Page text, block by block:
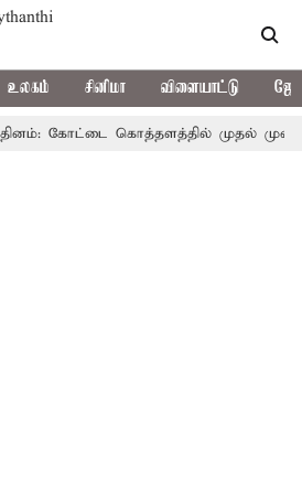
உலகம் சினிமா விளையாட்டு
கோட்டை கொத்தளத்தில் முதல் முறையாக